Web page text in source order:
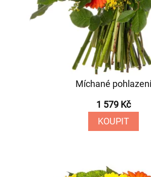
Míchané pohlazení
1 579 Kč
KOUPIT